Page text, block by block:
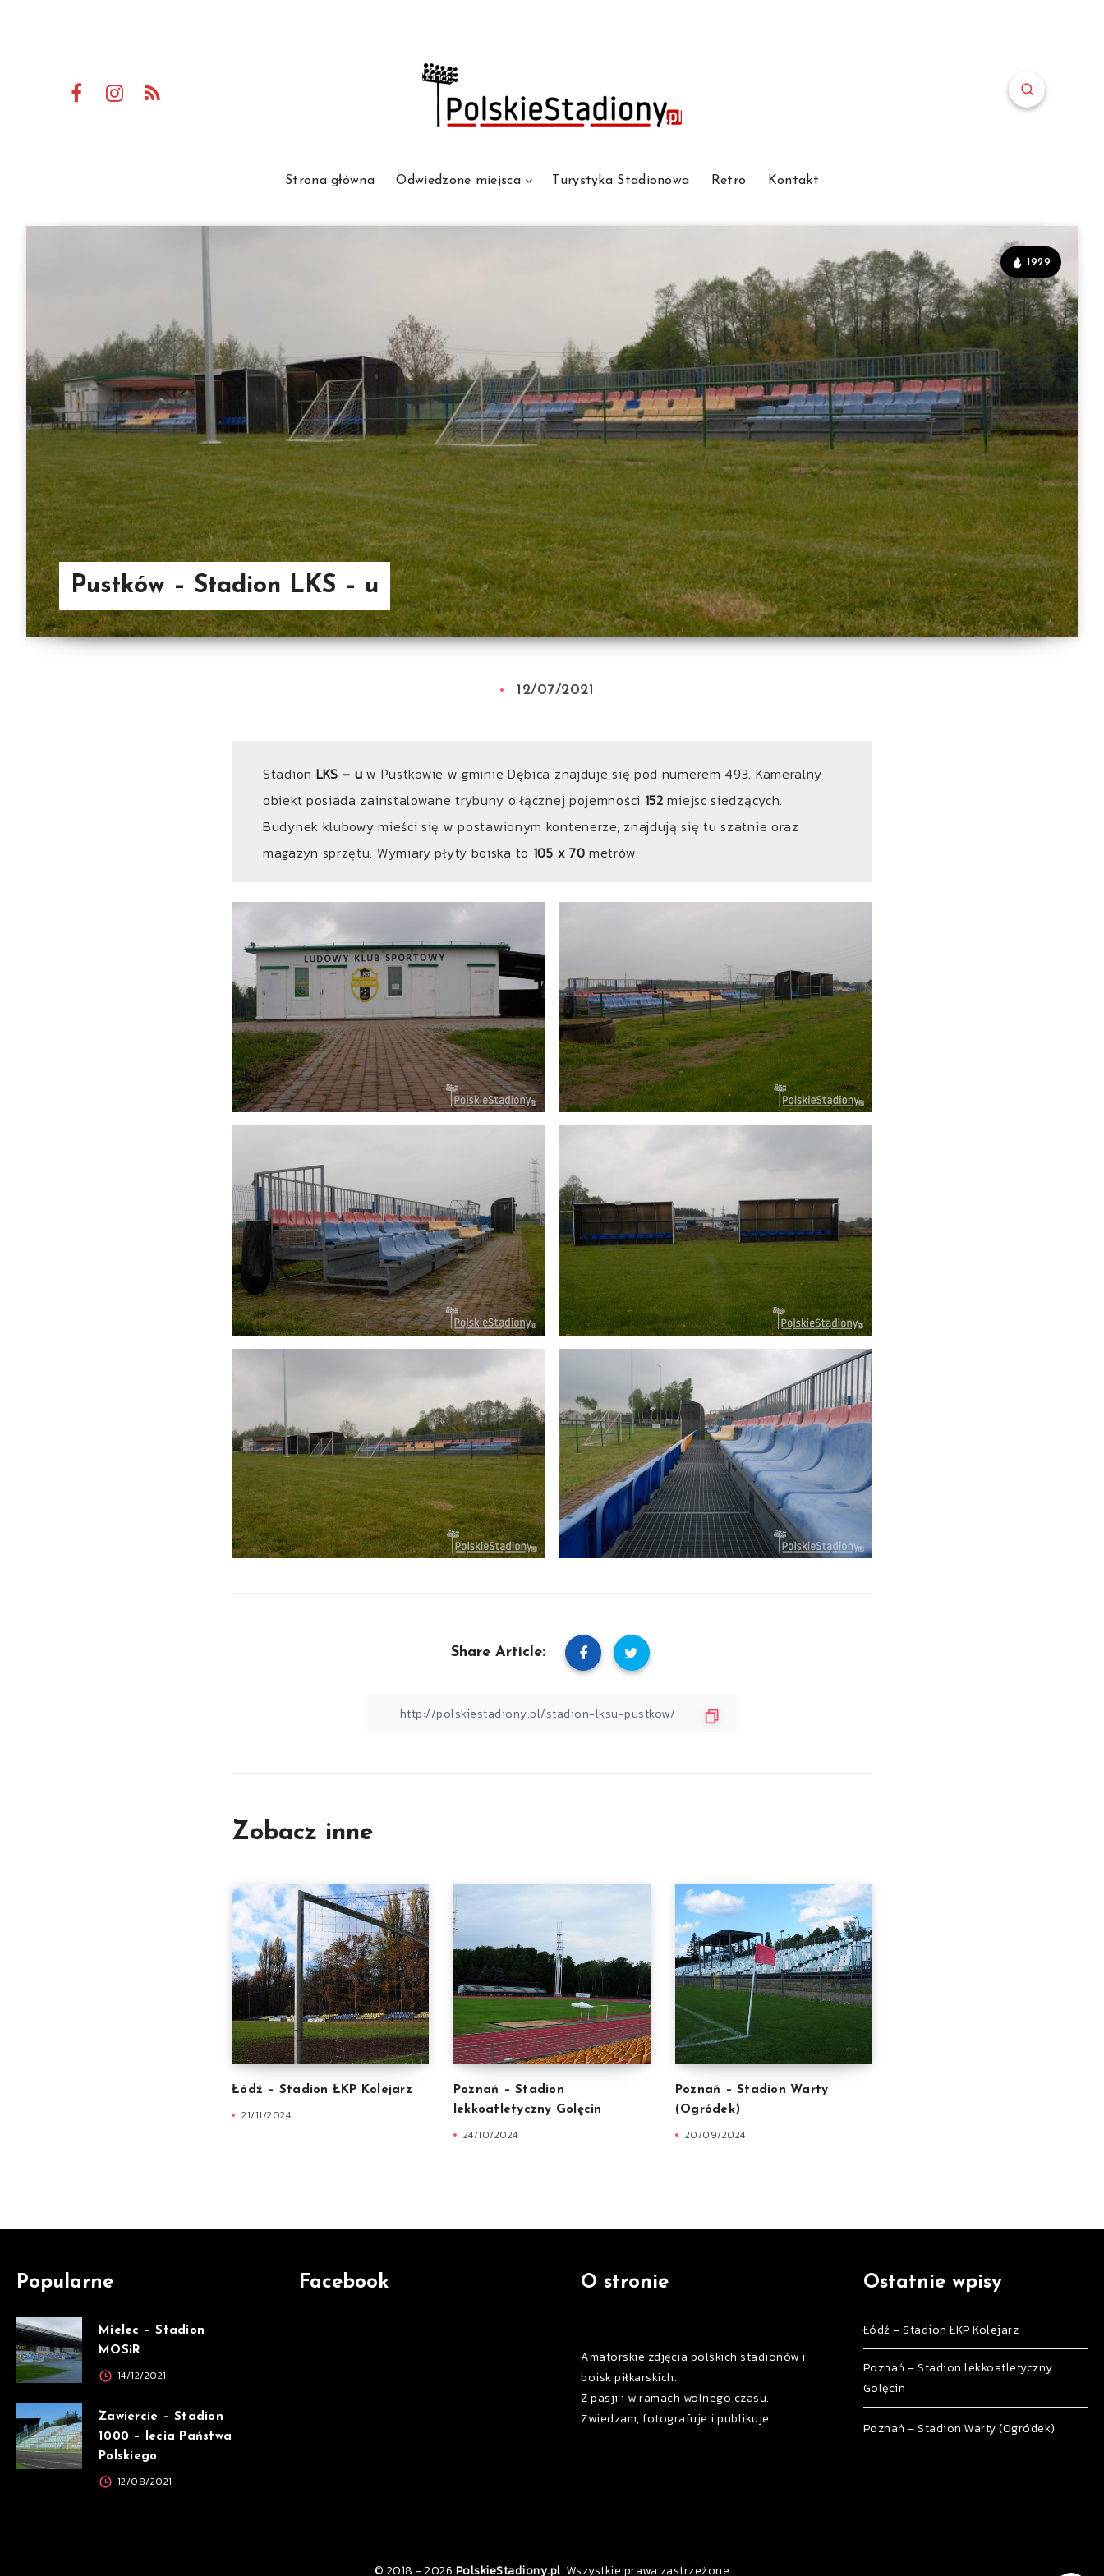
Strona główna Odwiedzone miejsca Turystyka Stadionowa Retro Kontakt
Pustków – Stadion LKS – u
1929
12/07/2021
Stadion LKS – u w Pustkowie w gminie Dębica znajduje się pod numerem 493. Kameralny
obiekt posiada zainstalowane trybuny o łącznej pojemności 152 miejsc siedzących.
Budynek klubowy mieści się w postawionym kontenerze, znajdują się tu szatnie oraz
magazyn sprzętu. Wymiary płyty boiska to 105 x 70 metrów.
Share Article:
Zobacz inne
Łódź – Stadion ŁKP Kolejarz
21/11/2024
Poznań – Stadion
lekkoatletyczny Golęcin
24/10/2024
Poznań – Stadion Warty
(Ogródek)
20/09/2024
Popularne
Mielec – Stadion
MOSiR
14/12/2021
Zawiercie – Stadion
1000 – lecia Państwa
Polskiego
12/08/2021
Facebook O stronie
Amatorskie zdjęcia polskich stadionów i
boisk piłkarskich.
Z pasji i w ramach wolnego czasu.
Zwiedzam, fotografuje i publikuje.
Ostatnie wpisy
Łódź – Stadion ŁKP Kolejarz
Poznań – Stadion lekkoatletyczny
Golęcin
Poznań – Stadion Warty (Ogródek)
© 2018 - 2026 PolskieStadiony.pl. Wszystkie prawa zastrzeżone